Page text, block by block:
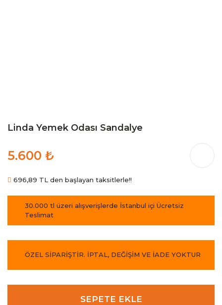
Linda Yemek Odası Sandalye
5.600 ₺
696,89 TL den başlayan taksitlerle!!
30.000 tl üzeri alışverişlerde İstanbul içi Ücretsiz
Teslimat
ÖZEL SİPARİŞTİR. İPTAL, DEĞİŞİM VE İADE YOKTUR
SEPETE EKLE